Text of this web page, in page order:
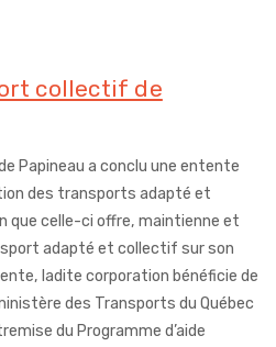
collectif de
de Papineau a conclu une entente
des transports adapté et
que celle-ci offre, maintienne et
adapté et collectif sur son
ladite corporation bénéficie de
des Transports du Québec
du Programme d’aide